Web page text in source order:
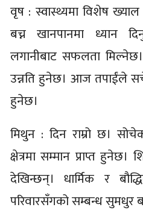
वृष : स्वास्थ्यमा विशेष ख्याल
बच्न खानपानमा ध्यान
लगानीबाट सफलता
उन्नति हुनेछ। आज तपाईंले
हुनेछ।
मिथुन : दिन राम्रो छ।
क्षेत्रमा सम्मान प्राप्त
देखिन्छन्। धार्मिक र
परिवारसँगको सम्बन्ध सुमधुर